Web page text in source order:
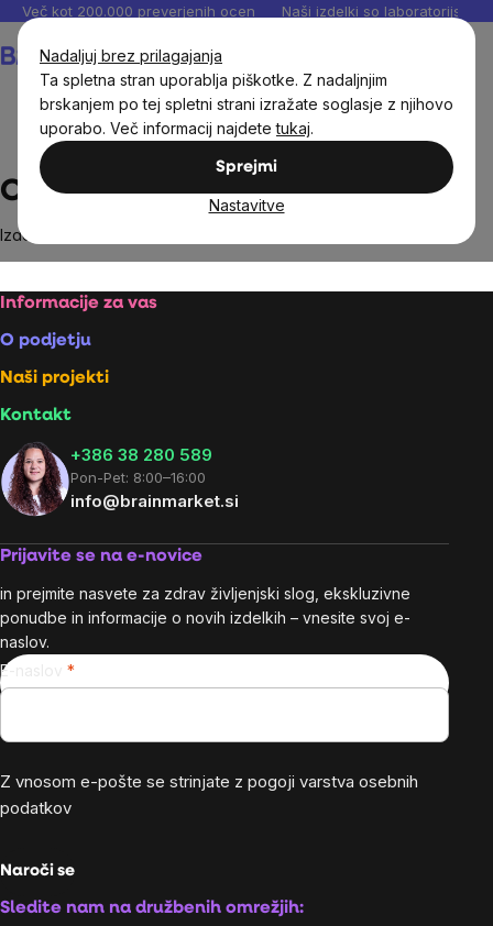
Nadaljuj brez prilagajanja
Ta spletna stran uporablja piškotke. Z nadaljnjim
brskanjem po tej spletni strani izražate soglasje z njihovo
uporabo. Več informacij najdetetukaj.
Sprejmi
Nastavitve
Preskoči
vsebino
Več kot 200.000 preverjenih ocen Naši izdelki so laboratorijsko
Ovonex s.r.o.
Ovonex s.r.o.
Izdelki blagovne znamke
Footer
Informacije za vas
O podjetju
Naši projekti
Kontakt
+386 38 280 589
Pon-Pet: 8:00–16:00
info@brainmarket.si
Prijavite se na e-novice
in prejmite nasvete za zdrav življenjski slog, ekskluzivne
ponudbe in informacije o novih izdelkih – vnesite svoj e-
naslov.
E-naslov
Z vnosom e-pošte se strinjate z pogoji varstva osebnih
podatkov
Naroči se
Sledite nam na družbenih omrežjih: